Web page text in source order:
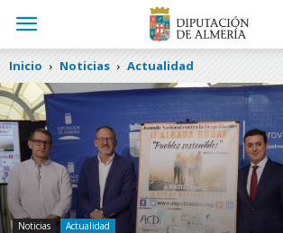
Inicio Noticias Actualidad
Noticias Actualidad